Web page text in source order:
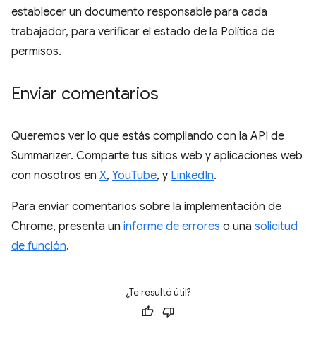
establecer un documento responsable para cada
trabajador, para verificar el estado de la Política de
permisos.
Enviar comentarios
Queremos ver lo que estás compilando con la API de
Summarizer. Comparte tus sitios web y aplicaciones web
con nosotros en X, YouTube, y LinkedIn.
Para enviar comentarios sobre la implementación de
Chrome, presenta un informe de errores o una solicitud
de función.
¿Te resultó útil?